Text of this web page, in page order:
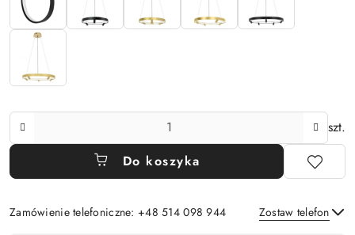
szt.
Do koszyka
Zamówienie telefoniczne: +48 514 098 944 Zostaw telefon